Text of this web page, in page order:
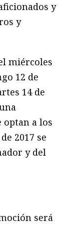
y
y
miércoles
12 de
14 de
optan a los
2017 se
y del
será